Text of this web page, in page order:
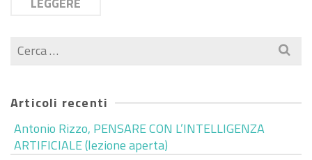
Cerca
per:
Articoli recenti
Antonio Rizzo, PENSARE CON L’INTELLIGENZA
ARTIFICIALE (lezione aperta)